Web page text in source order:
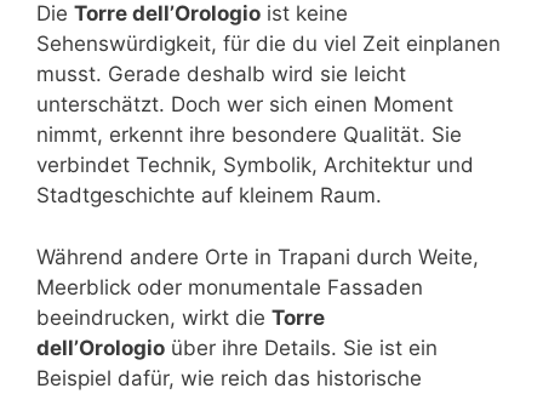
Die Torre dell’Orologio ist keine
Sehenswürdigkeit, für die du viel Zeit einplanen
musst. Gerade deshalb wird sie leicht
unterschätzt. Doch wer sich einen Moment
nimmt, erkennt ihre besondere Qualität. Sie
verbindet Technik, Symbolik, Architektur und
Stadtgeschichte auf kleinem Raum.
Während andere Orte in Trapani durch Weite,
Meerblick oder monumentale Fassaden
beeindrucken, wirkt die Torre
dell’Orologio über ihre Details. Sie ist ein
Beispiel dafür, wie reich das historische